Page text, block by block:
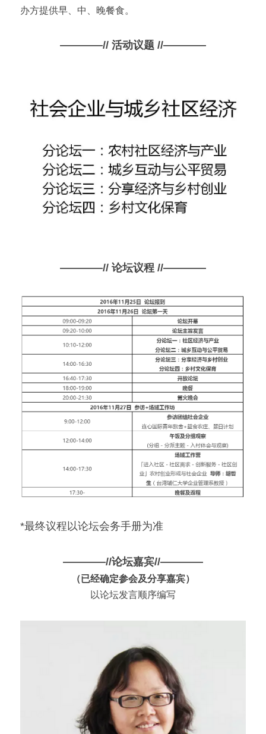
办方提供早、中、晚餐食。
————// 活动议题 //————
————// 论坛议程 //————
*最终议程以论坛会务手册为准
————//论坛嘉宾//————
（已经确定参会及分享嘉宾）
以论坛发言顺序编写